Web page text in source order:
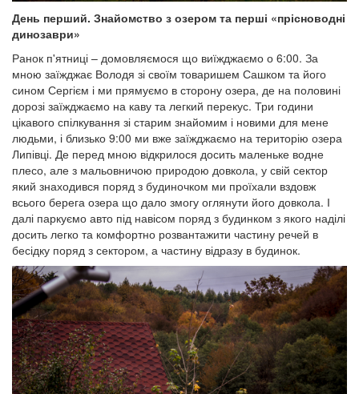
День перший. Знайомство з озером та перші «прісноводні
динозаври»
Ранок п'ятниці – домовляємося що виїжджаємо о 6:00. За
мною заїжджає Володя зі своїм товаришем Сашком та його
сином Сергієм і ми прямуємо в сторону озера, де на половині
дорозі заїжджаємо на каву та легкий перекус. Три години
цікавого спілкування зі старим знайомим і новими для мене
людьми, і близько 9:00 ми вже заїжджаємо на територію озера
Липівці. Де перед мною відкрилося досить маленьке водне
плесо, але з мальовничою природою довкола, у свій сектор
який знаходився поряд з будиночком ми проїхали вздовж
всього берега озера що дало змогу оглянути його довкола. І
далі паркуємо авто під навісом поряд з будинком з якого наділі
досить легко та комфортно розвантажити частину речей в
бесідку поряд з сектором, а частину відразу в будинок.